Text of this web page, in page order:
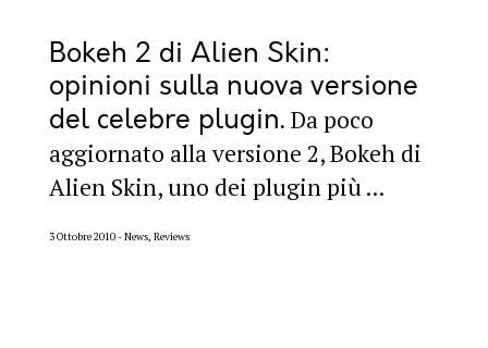
Bokeh 2 di Alien Skin:
opinioni sulla nuova versione
del celebre plugin Da poco
aggiornato alla versione 2, Bokeh di
Alien Skin, uno dei plugin più ...
3 Ottobre 2010 News, Reviews